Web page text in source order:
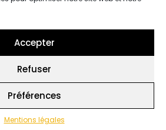
Accepter
Refuser
Préférences
Mentions légales